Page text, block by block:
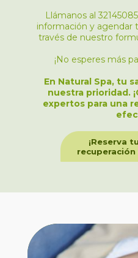
Llámanos al
información y agendar
través de nuestro
¡No esperes más
En Natural Spa, tu
nuestra prioridad.
expertos para una
¡Reserva